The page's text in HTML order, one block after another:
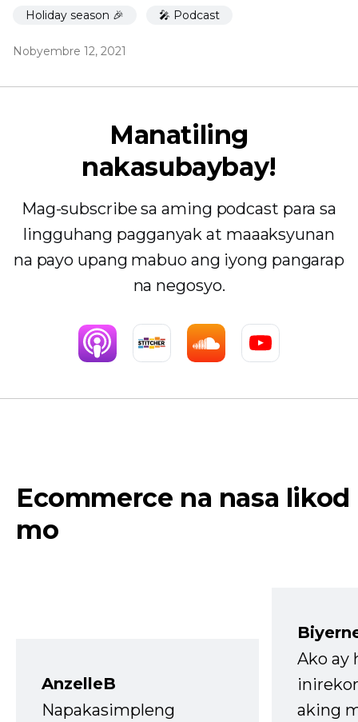
Holiday season 🎉 🎤 Podcast
Nobyembre 12, 2021
Manatiling
nakasubaybay!
Mag-subscribe sa aming podcast para sa
lingguhang pagganyak at maaaksyunan
na payo upang mabuo ang iyong pangarap
na negosyo.
Ecommerce na nasa likod
mo
AnzelleB
Napakasimpleng
Ako ay
aking